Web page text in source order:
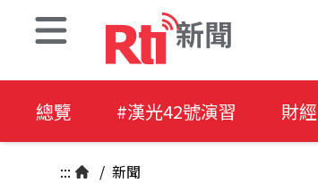
新聞
總覽 #漢光42號演習 財經
::: / 新聞